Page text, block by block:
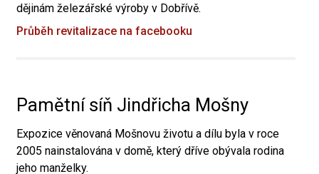
dějinám železářské výroby v Dobřívě.
Průběh revitalizace na facebooku
Pamětní síň Jindřicha Mošny
Expozice věnovaná Mošnovu životu a dílu byla v roce
2005 nainstalována v domě, který dříve obývala rodina
jeho manželky.